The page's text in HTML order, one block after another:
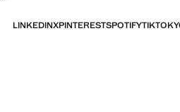
TIKTOK
SPOTIFY
PINTEREST
X
LINKEDIN